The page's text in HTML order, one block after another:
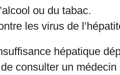
ou du tabac.
les virus de
hépatique
consulter un médecin